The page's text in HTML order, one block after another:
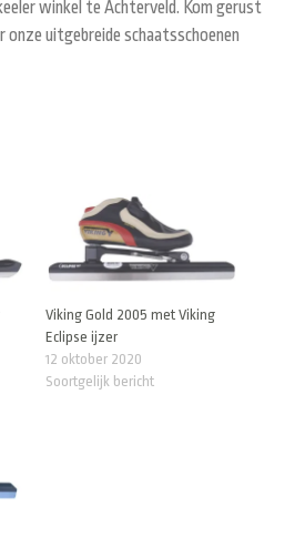
winkel te Achterveld. Kom gerust
onze uitgebreide schaatsschoenen
Viking Gold 2005 met Viking
Eclipse ijzer
12 oktober 2020
Soortgelijk bericht